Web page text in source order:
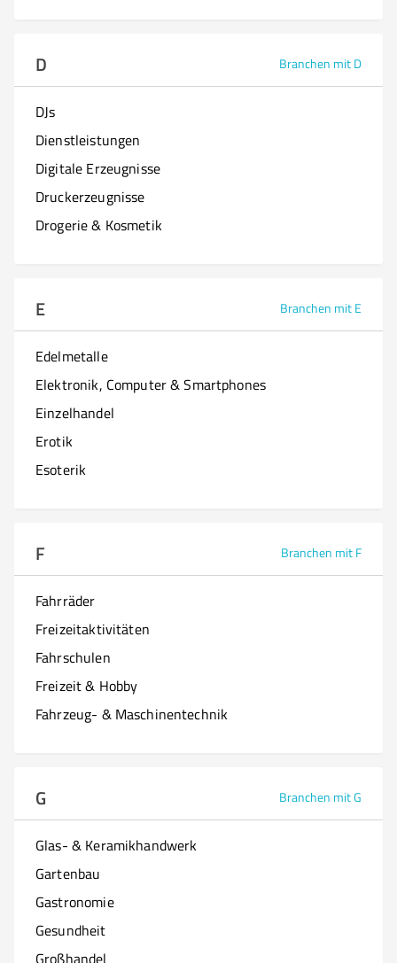
D Branchen mit D
DJs
Dienstleistungen
Digitale Erzeugnisse
Druckerzeugnisse
Drogerie & Kosmetik
E Branchen mit E
Edelmetalle
Elektronik, Computer & Smartphones
Einzelhandel
Erotik
Esoterik
F Branchen mit F
Fahrräder
Freizeitaktivitäten
Fahrschulen
Freizeit & Hobby
Fahrzeug- & Maschinentechnik
G Branchen mit G
Glas- & Keramikhandwerk
Gartenbau
Gastronomie
Gesundheit
Großhandel